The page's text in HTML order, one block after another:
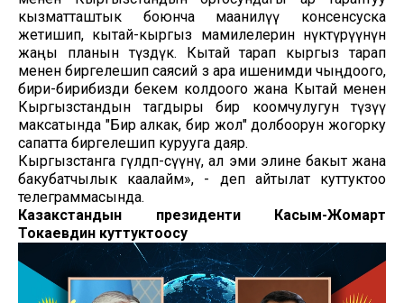
кызматташтык боюнча маанилүү консенсуска
жетишип, кытай-кыргыз мамилелерин өнүктүрүүнүн
жаңы планын түздүк. Кытай тарап кыргыз тарап
менен биргелешип саясий өз ара ишенимди чыңдоого,
бири-бирибизди бекем колдоого жана Кытай менен
Кыргызстандын тагдыры бир коомчулугун түзүү
максатында "Бир алкак, бир жол" долбоорун жогорку
сапатта биргелешип курууга даяр.
Кыргызстанга гүлдөп-өсүүнү, ал эми элине бакыт жана
бакубатчылык каалайм», - деп айтылат куттуктоо
телеграммасында.
Казакстандын президенти Касым-Жомарт
Токаевдин куттуктоосу